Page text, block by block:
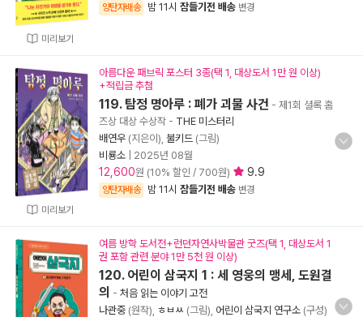
미리보기
양탄자배송 밤 11시 잠들기전 배송 변경
미리보기
아름다운 패브릭 포스터 3종(택 1, 대상도서 1만 원 이상)
+적립금 추첨
119. 탐정 명아루 : 폐가 괴물 사건 - 제1회 셜록 홈
즈상 대상 수상작 - THE 미스터리
배연우 (지은이), 불키드 (그림)
비룡소
2025년 08월
12,600원 (10% 할인 / 700원) 9.9
양탄자배송 밤 11시 잠들기전 배송 변경
여름 방학 도서전+런던자연사박물관 굿즈(택 1, 대상도서 1
권 포함 관련 분야 1만 5천 원 이상)
120. 어린이 삼국지 1 : 세 영웅의 맹세, 도원결
의 - 처음 읽는 이야기 고전
나관중 (원작), ㅎㅂㅆ (그림), 어린이 삼국지 연구소 (구성)